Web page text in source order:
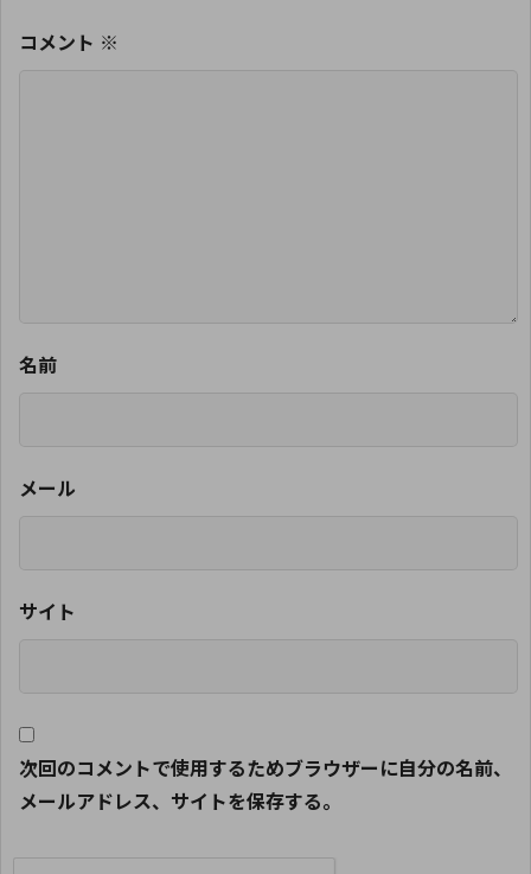
コメント ※
名前
メール
サイト
次回のコメントで使用するためブラウザーに自分の名前、
メールアドレス、サイトを保存する。